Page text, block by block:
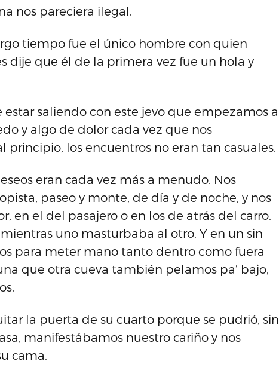
nos pareciera ilegal.
tiempo fue el único hombre con quien
dije que él de la primera vez fue un hola y
saliendo con este jevo que empezamos a
y algo de dolor cada vez que nos
principio, los encuentros no eran tan casuales.
eran cada vez más a menudo. Nos
paseo y monte, de día y de noche, y nos
en el del pasajero o en los de atrás del carro.
uno masturbaba al otro. Y en un sin
para meter mano tanto dentro como fuera
que otra cueva también pelamos pa’ bajo,
la puerta de su cuarto porque se pudrió, sin
manifestábamos nuestro cariño y nos
cama.